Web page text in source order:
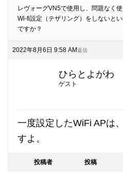
レヴォーグVN5で使用し、問題なく
Wi-fi設定（テザリング）をしないと
ですか？
2022年8月6日 9:58 AM返信
ひらとよがわ
ゲスト
一度設定したWiFi APは
すよ。
投稿者 投稿